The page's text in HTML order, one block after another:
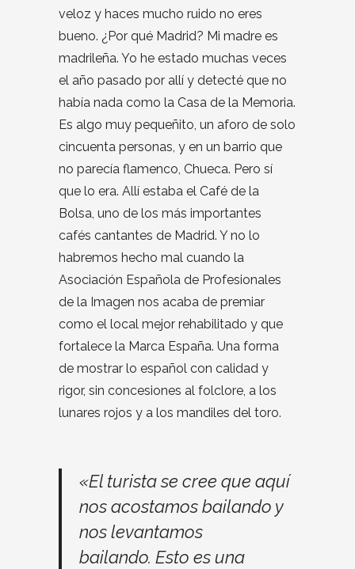
veloz y haces mucho ruido no eres
bueno. ¿Por qué Madrid? Mi madre es
madrileña. Yo he estado muchas veces
el año pasado por allí y detecté que no
había nada como la Casa de la Memoria.
Es algo muy pequeñito, un aforo de solo
cincuenta personas, y en un barrio que
no parecía flamenco, Chueca. Pero sí
que lo era. Allí estaba el Café de la
Bolsa, uno de los más importantes
cafés cantantes de Madrid. Y no lo
habremos hecho mal cuando la
Asociación Española de Profesionales
de la Imagen nos acaba de premiar
como el local mejor rehabilitado y que
fortalece la Marca España. Una forma
de mostrar lo español con calidad y
rigor, sin concesiones al folclore, a los
lunares rojos y a los mandiles del toro.
«El turista se cree que aquí
nos acostamos bailando y
nos levantamos
bailando. Esto es una